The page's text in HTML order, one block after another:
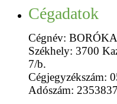
Cégadatok
Cégnév:
Székhely: 3700
7/b.
Cégjegyzékszám:
Adószám: